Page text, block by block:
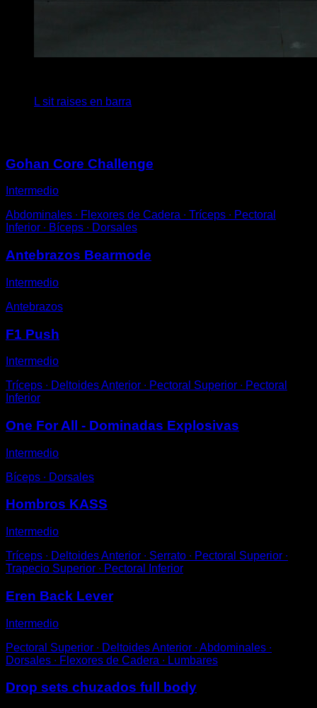
L sit raises en barra
Gohan Core Challenge
Intermedio
Abdominales ∙ Flexores de Cadera ∙ Tríceps ∙ Pectoral
Inferior ∙ Bíceps ∙ Dorsales
Antebrazos Bearmode
Intermedio
Antebrazos
F1 Push
Intermedio
Tríceps ∙ Deltoides Anterior ∙ Pectoral Superior ∙ Pectoral
Inferior
One For All - Dominadas Explosivas
Intermedio
Bíceps ∙ Dorsales
Hombros KASS
Intermedio
Tríceps ∙ Deltoides Anterior ∙ Serrato ∙ Pectoral Superior ∙
Trapecio Superior ∙ Pectoral Inferior
Eren Back Lever
Intermedio
Pectoral Superior ∙ Deltoides Anterior ∙ Abdominales ∙
Dorsales ∙ Flexores de Cadera ∙ Lumbares
Drop sets chuzados full body